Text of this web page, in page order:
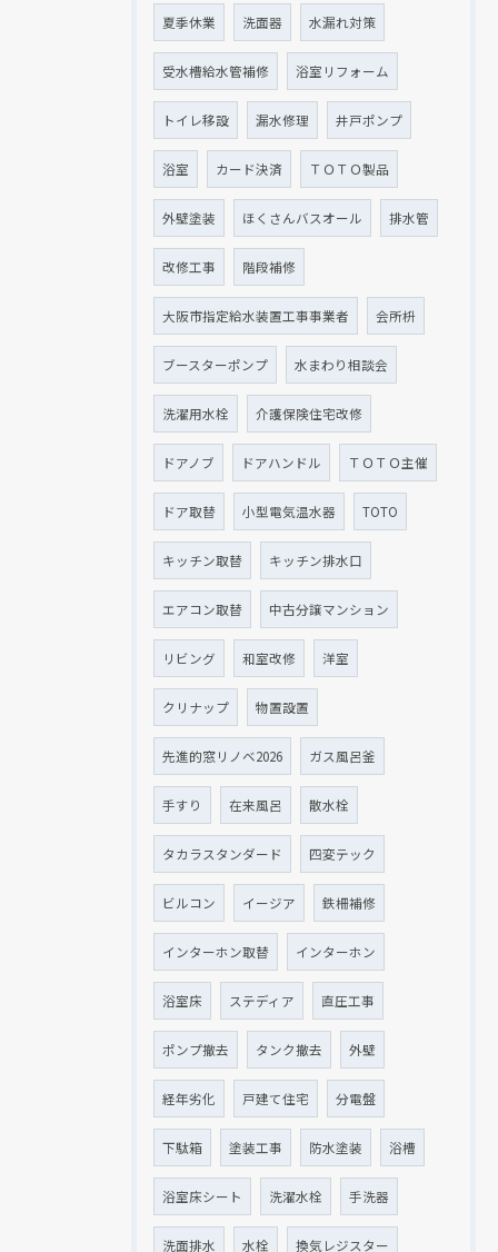
夏季休業 洗面器 水漏れ対策
受水槽給水管補修 浴室リフォーム
トイレ移設 漏水修理 井戸ポンプ
浴室 カード決済 ＴＯＴＯ製品
外壁塗装 ほくさんバスオール 排水管
改修工事 階段補修
大阪市指定給水装置工事事業者 会所枡
ブースターポンプ 水まわり相談会
洗濯用水栓 介護保険住宅改修
ドアノブ ドアハンドル ＴＯＴＯ主催
ドア取替 小型電気温水器 TOTO
キッチン取替 キッチン排水口
エアコン取替 中古分譲マンション
リビング 和室改修 洋室
クリナップ 物置設置
先進的窓リノベ2026 ガス風呂釜
手すり 在来風呂 散水栓
タカラスタンダード 四変テック
ビルコン イージア 鉄柵補修
インターホン取替 インターホン
浴室床 ステディア 直圧工事
ポンプ撤去 タンク撤去 外壁
経年劣化 戸建て住宅 分電盤
下駄箱 塗装工事 防水塗装 浴槽
浴室床シート 洗濯水栓 手洗器
洗面排水 水栓 換気レジスター